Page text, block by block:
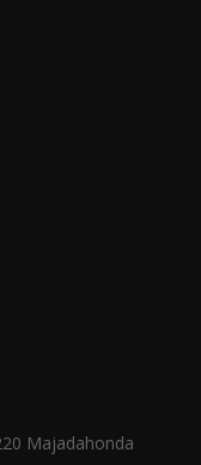
Majadahonda